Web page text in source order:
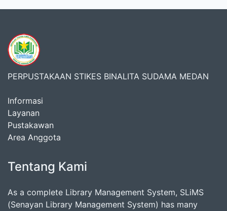
PERPUSTAKAAN STIKES BINALITA SUDAMA MEDAN
Informasi
Layanan
Pustakawan
Area Anggota
Tentang Kami
As a complete Library Management System, SLiMS
(Senayan Library Management System) has many